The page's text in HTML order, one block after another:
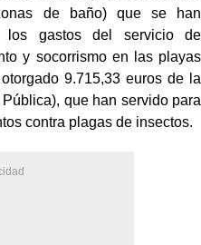
de baño) que se han
gastos del servicio de
y socorrismo en las playas
9.715,33 euros de la
que han servido para
contra plagas de insectos.